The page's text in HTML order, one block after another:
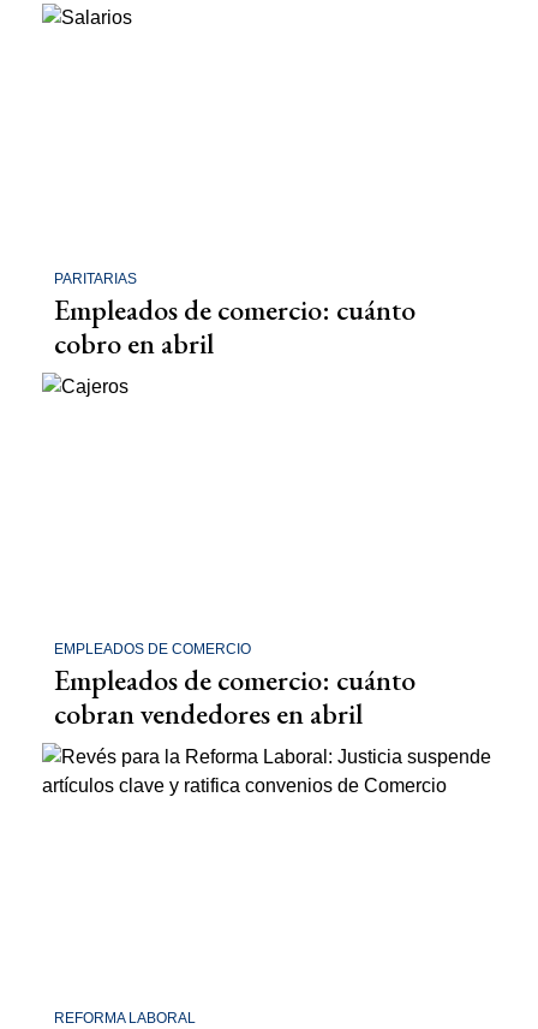
PARITARIAS
Empleados de comercio: cuánto
cobro en abril
EMPLEADOS DE COMERCIO
Empleados de comercio: cuánto
cobran vendedores en abril
REFORMA LABORAL